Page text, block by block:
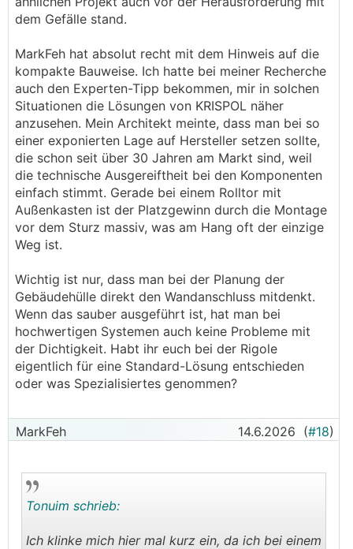
dem Gefälle stand.
MarkFeh hat absolut recht mit dem Hinweis auf die
kompakte Bauweise. Ich hatte bei meiner Recherche
auch den Experten-Tipp bekommen, mir in solchen
Situationen die Lösungen von KRISPOL näher
anzusehen. Mein Architekt meinte, dass man bei so
einer exponierten Lage auf Hersteller setzen sollte,
die schon seit über 30 Jahren am Markt sind, weil
die technische Ausgereiftheit bei den Komponenten
einfach stimmt. Gerade bei einem Rolltor mit
Außenkasten ist der Platzgewinn durch die Montage
vor dem Sturz massiv, was am Hang oft der einzige
Weg ist.
Wichtig ist nur, dass man bei der Planung der
Gebäudehülle direkt den Wandanschluss mitdenkt.
Wenn das sauber ausgeführt ist, hat man bei
hochwertigen Systemen auch keine Probleme mit
der Dichtigkeit. Habt ihr euch bei der Rigole
eigentlich für eine Standard-Lösung entschieden
oder was Spezialisiertes genommen?
MarkFeh 14.6.2026 (#18)
Tonuim schrieb:
Ich klinke mich hier mal kurz ein, da ich bei einem